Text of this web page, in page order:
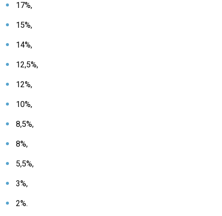
17%,
15%,
14%,
12,5%,
12%,
10%,
8,5%,
8%,
5,5%,
3%,
2%.